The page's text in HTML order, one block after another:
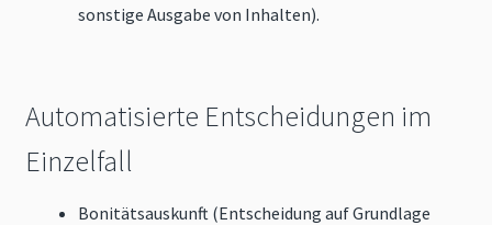
sonstige Ausgabe von Inhalten).
Automatisierte Entscheidungen im
Einzelfall
Bonitätsauskunft (Entscheidung auf Grundlage